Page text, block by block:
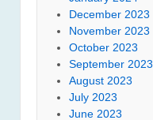
December 2023
November 2023
October 2023
September 2023
August 2023
July 2023
June 2023